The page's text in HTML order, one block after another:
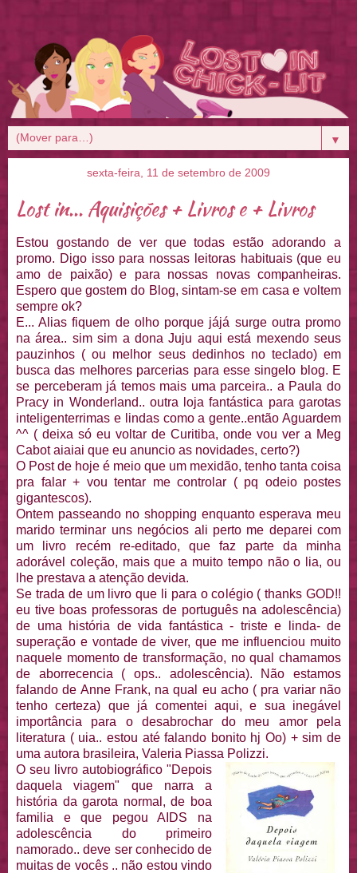
▼
sexta-feira, 11 de setembro de 2009
Lost in... Aquisições + Livros e + Livros
Estou gostando de ver que todas estão adorando a
promo. Digo isso para nossas leitoras habituais (que eu
amo de paixão) e para nossas novas companheiras.
Espero que gostem do Blog, sintam-se em casa e voltem
sempre ok?
E... Alias fiquem de olho porque jájá surge outra promo
na área.. sim sim a dona Juju aqui está mexendo seus
pauzinhos ( ou melhor seus dedinhos no teclado) em
busca das melhores parcerias para esse singelo blog. E
se perceberam já temos mais uma parceira.. a Paula do
Pracy in Wonderland.. outra loja fantástica para garotas
inteligenterrimas e lindas como a gente..então Aguardem
^^ ( deixa só eu voltar de Curitiba, onde vou ver a Meg
Cabot aiaiai que eu anuncio as novidades, certo?)
O Post de hoje é meio que um mexidão, tenho tanta coisa
pra falar + vou tentar me controlar ( pq odeio postes
gigantescos).
Ontem passeando no shopping enquanto esperava meu
marido terminar uns negócios ali perto me deparei com
um livro recém re-editado, que faz parte da minha
adorável coleção, mais que a muito tempo não o lia, ou
lhe prestava a atenção devida.
Se trada de um livro que li para o colégio ( thanks GOD!!
eu tive boas professoras de português na adolescência)
de uma história de vida fantástica - triste e linda- de
superação e vontade de viver, que me influenciou muito
naquele momento de transformação, no qual chamamos
de aborrecencia ( ops.. adolescência). Não estamos
falando de Anne Frank, na qual eu acho ( pra variar não
tenho certeza) que já comentei aqui, e sua inegável
importância para o desabrochar do meu amor pela
literatura ( uia.. estou até falando bonito hj Oo) + sim de
uma autora brasileira, Valeria Piassa Polizzi.
O seu livro autobiográfico "Depois
daquela viagem" que narra a
história da garota normal, de boa
familia e que pegou AIDS na
adolescência do primeiro
namorado.. deve ser conhecido de
muitas de vocês .. não estou vindo